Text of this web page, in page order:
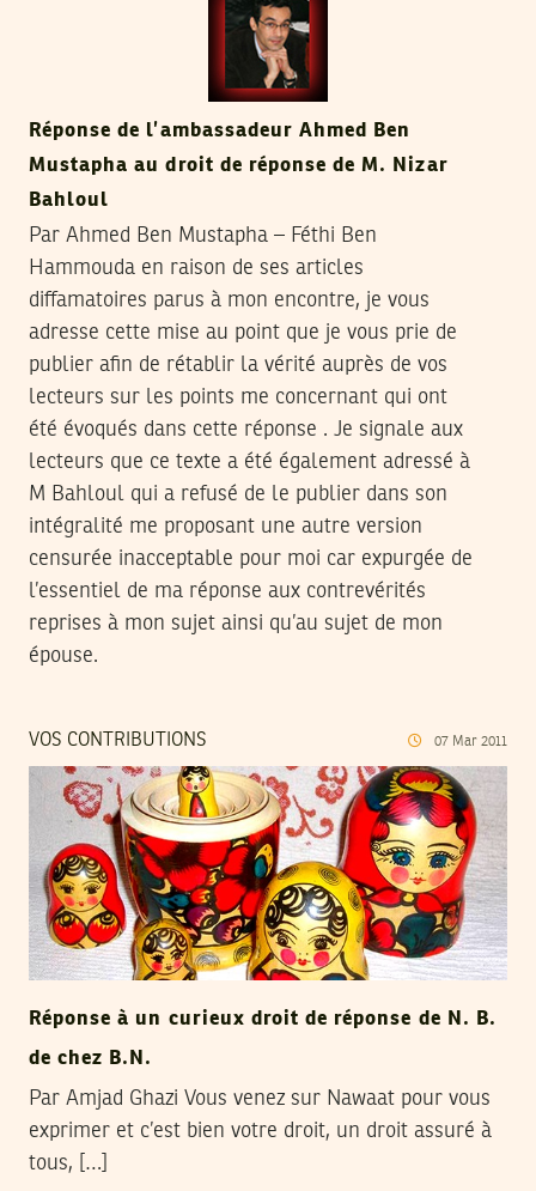
Réponse de l’ambassadeur Ahmed Ben
Mustapha au droit de réponse de M. Nizar
Bahloul
Par Ahmed Ben Mustapha – Féthi Ben
Hammouda en raison de ses articles
diffamatoires parus à mon encontre, je vous
adresse cette mise au point que je vous prie de
publier afin de rétablir la vérité auprès de vos
lecteurs sur les points me concernant qui ont
été évoqués dans cette réponse . Je signale aux
lecteurs que ce texte a été également adressé à
M Bahloul qui a refusé de le publier dans son
intégralité me proposant une autre version
censurée inacceptable pour moi car expurgée de
l’essentiel de ma réponse aux contrevérités
reprises à mon sujet ainsi qu’au sujet de mon
épouse.
VOS CONTRIBUTIONS 07 Mar 2011
Réponse à un curieux droit de réponse de N. B.
de chez B.N.
Par Amjad Ghazi Vous venez sur Nawaat pour vous
exprimer et c’est bien votre droit, un droit assuré à
tous, […]